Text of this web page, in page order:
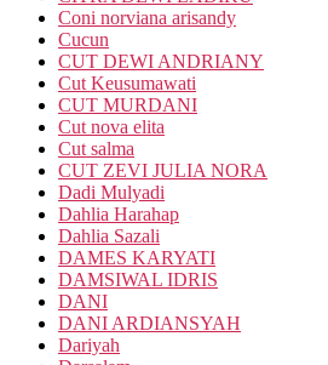
Coni norviana arisandy
Cucun
CUT DEWI ANDRIANY
Cut Keusumawati
CUT MURDANI
Cut nova elita
Cut salma
CUT ZEVI JULIA NORA
Dadi Mulyadi
Dahlia Harahap
Dahlia Sazali
DAMES KARYATI
DAMSIWAL IDRIS
DANI
DANI ARDIANSYAH
Dariyah